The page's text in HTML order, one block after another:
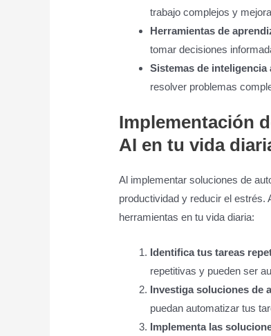
trabajo complejos y
Herramientas de
tomar decisiones
Sistemas de inteligencia
resolver problemas
Implementación
AI en tu vida
Al implementar soluciones de
productividad y reducir el estrés.
herramientas en tu vida diaria:
Identifica tus tareas
repetitivas y pueden ser
Investiga soluciones de
puedan automatizar tus
Implementa las